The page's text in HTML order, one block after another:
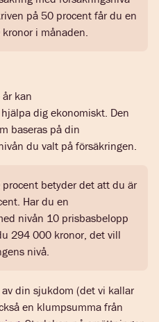
på 50 procent får du en
i månaden.
kan
dig ekonomiskt. Den
baseras på din
du valt på försäkringen.
betyder det att du är
Har du en
nivån 10 prisbasbelopp
294 000 kronor, det vill
nivå.
din sjukdom (det vi kallar
en klumpsumma från